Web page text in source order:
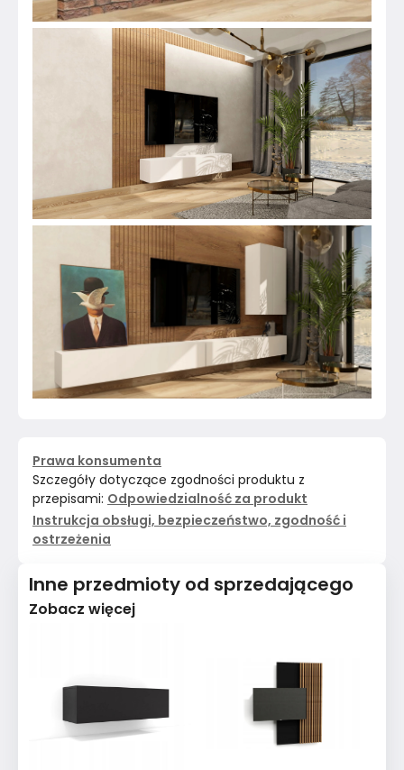
Prawa konsumenta
Szczegóły dotyczące zgodności produktu z
przepisami: Odpowiedzialność za produkt
Instrukcja obsługi, bezpieczeństwo, zgodność i
ostrzeżenia
Inne przedmioty od sprzedającego
Zobacz więcej